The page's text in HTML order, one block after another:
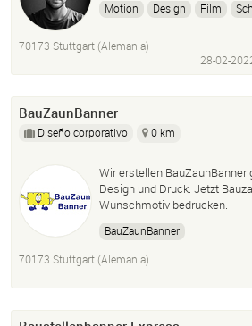
Motion Design Film
Photoshop
Konzept
Storyboard
Grafik
70173 Stuttgart (Alemania)
28-02-
BauZaunBanner
Diseño corporativo 0 km
Wir erstellen BauZaunBanner
Design und Druck. Jetzt
Wunschmotiv bedrucken.
BauZaunBanner
70173 Stuttgart (Alemania)